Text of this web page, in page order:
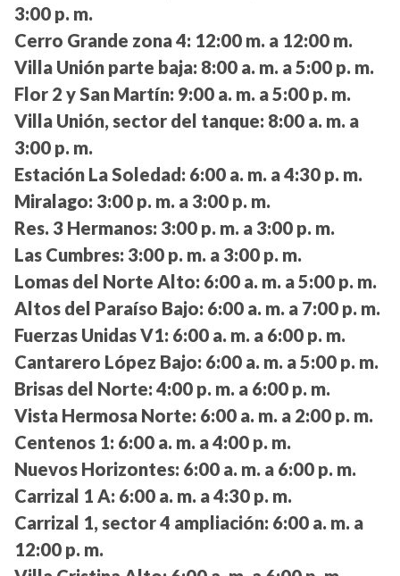
3:00 p. m.
Cerro Grande zona 4: 12:00 m. a 12:00 m.
Villa Unión parte baja: 8:00 a. m. a 5:00 p. m.
Flor 2 y San Martín: 9:00 a. m. a 5:00 p. m.
Villa Unión, sector del tanque: 8:00 a. m. a
3:00 p. m.
Estación La Soledad: 6:00 a. m. a 4:30 p. m.
Miralago: 3:00 p. m. a 3:00 p. m.
Res. 3 Hermanos: 3:00 p. m. a 3:00 p. m.
Las Cumbres: 3:00 p. m. a 3:00 p. m.
Lomas del Norte Alto: 6:00 a. m. a 5:00 p. m.
Altos del Paraíso Bajo: 6:00 a. m. a 7:00 p. m.
Fuerzas Unidas V1: 6:00 a. m. a 6:00 p. m.
Cantarero López Bajo: 6:00 a. m. a 5:00 p. m.
Brisas del Norte: 4:00 p. m. a 6:00 p. m.
Vista Hermosa Norte: 6:00 a. m. a 2:00 p. m.
Centenos 1: 6:00 a. m. a 4:00 p. m.
Nuevos Horizontes: 6:00 a. m. a 6:00 p. m.
Carrizal 1 A: 6:00 a. m. a 4:30 p. m.
Carrizal 1, sector 4 ampliación: 6:00 a. m. a
12:00 p. m.